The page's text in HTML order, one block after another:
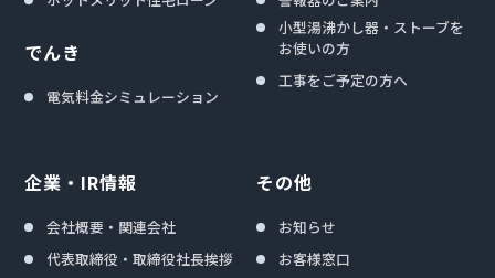
でんき
電気料金シミュレーション
小型湯沸かし器・ストーブを
お使いの方
工事をご予定の方へ
企業・IR情報
会社概要・関連会社
代表取締役・取締役社長挨拶
その他
お知らせ
お客様窓口